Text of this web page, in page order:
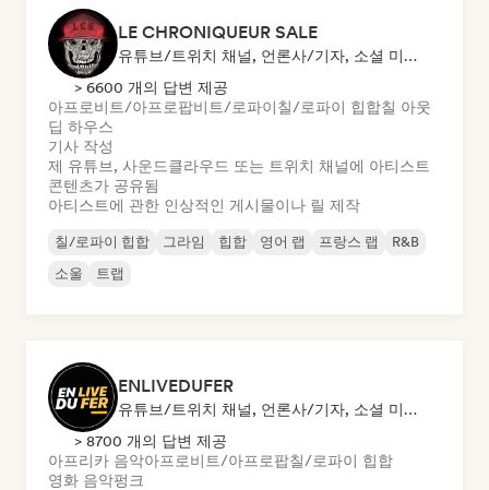
LE CHRONIQUEUR SALE
유튜브/트위치 채널, 언론사/기자, 소셜 미디어 인플루언서
> 6600 개의 답변 제공
아프로비트/아프로팝비트/로파이칠/로파이 힙합칠 아웃
딥 하우스
기사 작성
제 유튜브, 사운드클라우드 또는 트위치 채널에 아티스트
콘텐츠가 공유됨
아티스트에 관한 인상적인 게시물이나 릴 제작
칠/로파이 힙합 그라임 힙합 영어 랩 프랑스 랩
R&B
소울
트랩
ENLIVEDUFER
유튜브/트위치 채널, 언론사/기자, 소셜 미디어 인플루언서
> 8700 개의 답변 제공
아프리카 음악아프로비트/아프로팝칠/로파이 힙합
영화 음악펑크